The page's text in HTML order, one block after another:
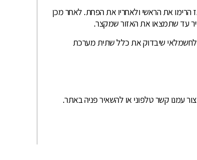
את הראשי ולאחריו את הפחת. לאחר מכן
שיבדוק את כלל שתית מערכת
עמנו קשר טלפוני או להשאיר פניה באתר.